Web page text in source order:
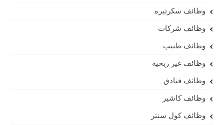
وظائف سكرتيره
وظائف شركات
وظائف طبيب
وظائف غير ربحية
وظائف فنادق
وظائف كاشير
وظائف كول سنتر